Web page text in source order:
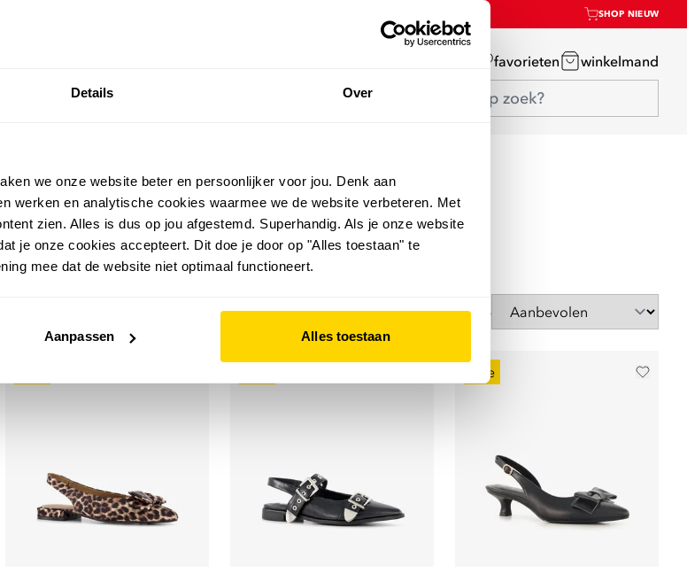
Details Over
we onze website beter en persoonlijker voor jou. Denk aan
werken en analytische cookies waarmee we de website verbeteren. Met
zien. Alles is dus op jou afgestemd. Superhandig. Als je onze website
je onze cookies accepteert. Dit doe je door op "Alles toestaan" te
mee dat de website niet optimaal functioneert.
Aanpassen Alles toestaan
SHOP NIEUW
favorieten winkelmand
merken
Sorteer op
sale